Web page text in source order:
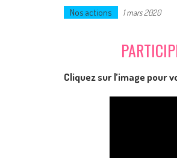
Nos actions 1 mars 2020
Cliquez sur l’image pour